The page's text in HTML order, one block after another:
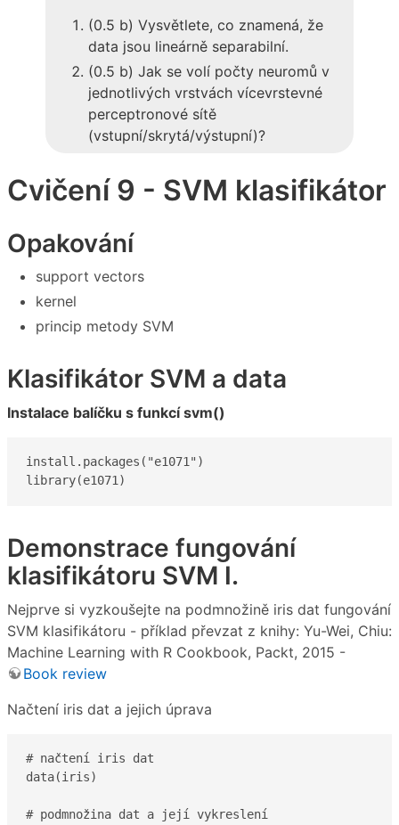
(0.5 b) Vysvětlete, co znamená, že
data jsou lineárně separabilní.
(0.5 b) Jak se volí počty neuromů v
jednotlivých vrstvách vícevrstevné
perceptronové sítě
(vstupní/skrytá/výstupní)?
Cvičení 9 - SVM klasifikátor
Opakování
support vectors
kernel
princip metody SVM
Klasifikátor SVM a data
Instalace balíčku s funkcí svm()
install.packages("e1071")
library(e1071)
Demonstrace fungování
klasifikátoru SVM I.
Nejprve si vyzkoušejte na podmnožině iris dat fungování
SVM klasifikátoru - příklad převzat z knihy: Yu-Wei, Chiu:
Machine Learning with R Cookbook, Packt, 2015 -
Book review
Načtení iris dat a jejich úprava
# načtení iris dat
data(iris)
# podmnožina dat a její vykreslení